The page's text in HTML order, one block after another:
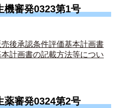
機審発0323第1号
後承認条件評価基本計画書
計画書の記載方法等につい
薬審発0324第2号